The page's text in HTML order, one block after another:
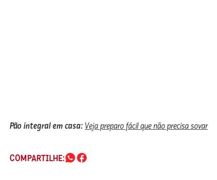
Pão integral em casa: Veja preparo fácil que não precisa sovar
COMPARTILHE: